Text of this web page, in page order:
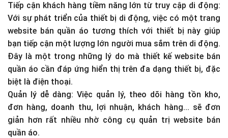
Tiếp cận khách hàng tiềm năng lớn từ truy cập di động:
Với sự phát triển của thiết bị di động, việc có một trang
website bán quần áo tương thích với thiết bị này giúp
bạn tiếp cận một lượng lớn người mua sắm trên di động.
Đây là một trong những lý do mà thiết kế website bán
quần áo cần đáp ứng hiển thị trên đa dạng thiết bị, đặc
biệt là điện thoại.
Quản lý dễ dàng: Việc quản lý, theo dõi hàng tồn kho,
đơn hàng, doanh thu, lợi nhuận, khách hàng... sẽ đơn
giản hơn rất nhiều nhờ công cụ quản trị website bán
quần áo.